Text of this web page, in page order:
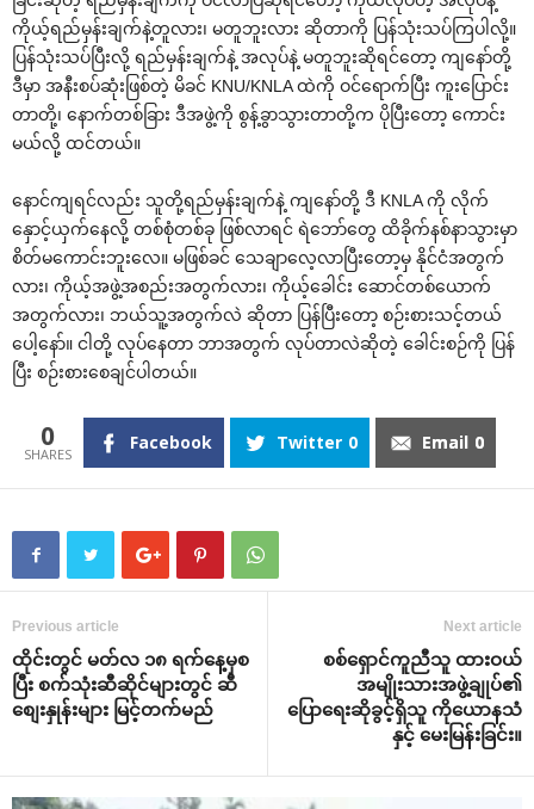
ကိုယ့်ရည်မှန်းချက်နဲ့တူလား၊ မတူဘူးလား ဆိုတာကို ပြန်သုံးသပ်ကြပါလို့။
ပြန်သုံးသပ်ပြီးလို့ ရည်မှန်းချက်နဲ့ အလုပ်နဲ့ မတူဘူးဆိုရင်တော့ ကျနော်တို့
ဒီမှာ အနီးစပ်ဆုံးဖြစ်တဲ့ မိခင် KNU/KNLA ထဲကို ဝင်ရောက်ပြီး ကူးပြောင်း
တာတို့၊ နောက်တစ်ခြား ဒီအဖွဲ့ကို စွန့်ခွာသွားတာတို့က ပိုပြီးတော့ ကောင်း
မယ်လို့ ထင်တယ်။
နောင်ကျရင်လည်း သူတို့ရည်မှန်းချက်နဲ့ ကျနော်တို့ ဒီ KNLA ကို လိုက်
နှောင့်ယှက်နေလို့ တစ်စုံတစ်ခု ဖြစ်လာရင် ရဲဘော်တွေ ထိခိုက်နစ်နာသွားမှာ
စိတ်မကောင်းဘူးလေ။ မဖြစ်ခင် သေချာလေ့လာပြီးတော့မှ နိုင်ငံအတွက်
လား၊ ကိုယ့်အဖွဲ့အစည်းအတွက်လား၊ ကိုယ့်ခေါင်း ဆောင်တစ်ယောက်
အတွက်လား၊ ဘယ်သူ့အတွက်လဲ ဆိုတာ ပြန်ပြီးတော့ စဉ်းစားသင့်တယ်
ပေါ့နော်။ ငါတို့ လုပ်နေတာ ဘာအတွက် လုပ်တာလဲဆိုတဲ့ ခေါင်းစဉ်ကို ပြန်
ပြီး စဉ်းစားစေချင်ပါတယ်။
0 Facebook Twitter 0 Email 0
Previous article
ထိုင်းတွင် မတ်လ ၁၈ ရက်နေ့မှစ
ပြီး စက်သုံးဆီဆိုင်များတွင် ဆီ
စျေးနှုန်းများ မြင့်တက်မည်
Next article
စစ်ရှောင်ကူညီသူ ထားဝယ်
အမျိုးသားအဖွဲ့ချုပ်၏
ပြောရေးဆိုခွင့်ရှိသူ ကိုယောနသံ
နှင့် မေးမြန်းခြင်း။